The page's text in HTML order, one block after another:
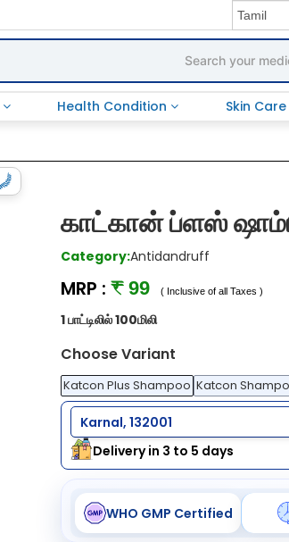
Health Condition Skin Care
காட்கான் ப்ளஸ்
Category:Antidandruff
MRP :₹ 99( Inclusive of all Taxes )
1 பாட்டிலில் 100மிலி
Choose Variant
Katcon Plus Shampoo Katcon
Karnal, 132001
Delivery in 3 to 5 days
WHO GMP Certified